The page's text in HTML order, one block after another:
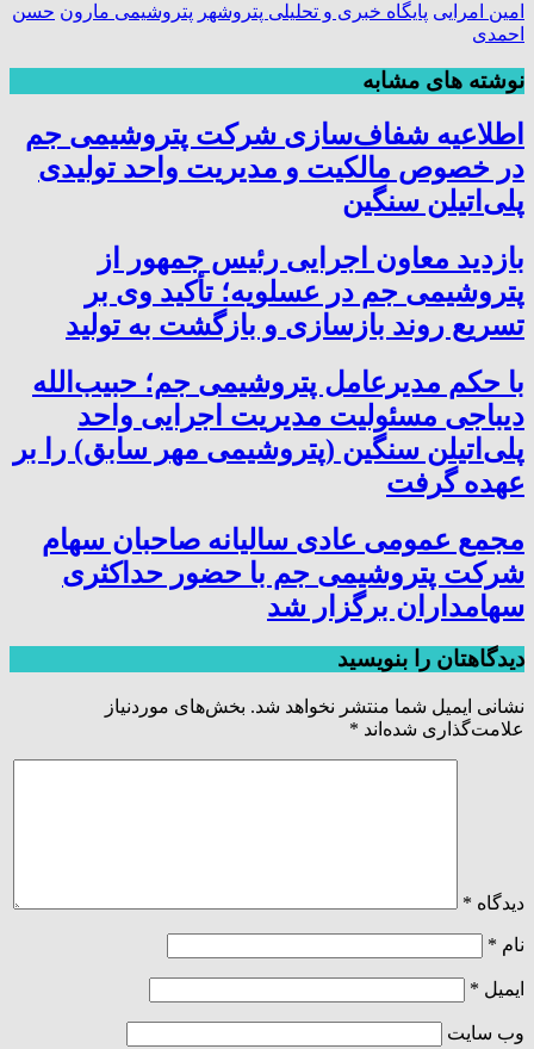
امین امرایی پایگاه خبری و تحلیلی پتروشهر پتروشیمی مارون حسن
احمدی
نوشته های مشابه
اطلاعیه شفاف‌سازی شرکت پتروشیمی جم
در خصوص مالکیت و مدیریت واحد تولیدی
پلی‌اتیلن سنگین
بازدید معاون اجرایی رئیس جمهور از
پتروشیمی جم در عسلویه؛ تأکید وی بر
تسریع روند بازسازی و بازگشت به تولید
با حکم مدیرعامل پتروشیمی جم؛ حبیب‌الله
دیباجی مسئولیت مدیریت اجرایی واحد
پلی‌اتیلن سنگین (پتروشیمی مهر سابق) را بر
عهده گرفت
مجمع عمومی عادی سالیانه صاحبان سهام
شرکت پتروشیمی جم با حضور حداکثری
سهامداران برگزار شد
دیدگاهتان را بنویسید
نشانی ایمیل شما منتشر نخواهد شد. بخش‌های موردنیاز
علامت‌گذاری شده‌اند *
دیدگاه *
نام *
ایمیل *
وب‌ سایت